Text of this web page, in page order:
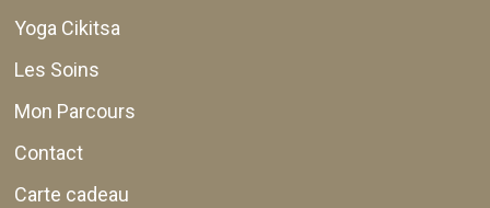
Yoga Cikitsa
Les Soins
Mon Parcours
Contact
Carte cadeau